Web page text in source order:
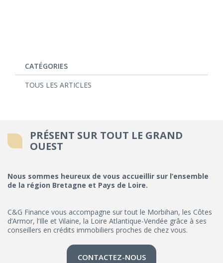
CATÉGORIES
TOUS LES ARTICLES
PRÉSENT SUR TOUT LE GRAND
OUEST
Nous sommes heureux de vous accueillir sur l’ensemble
de la région Bretagne et Pays de Loire.
C&G Finance vous accompagne sur tout le Morbihan, les Côtes
d’Armor, l’Ille et Vilaine, la Loire Atlantique-Vendée grâce à ses
conseillers en crédits immobiliers proches de chez vous.
CONTACTEZ-NOUS